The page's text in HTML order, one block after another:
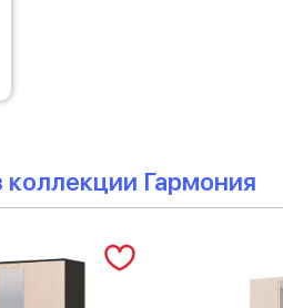
коллекции Гармония